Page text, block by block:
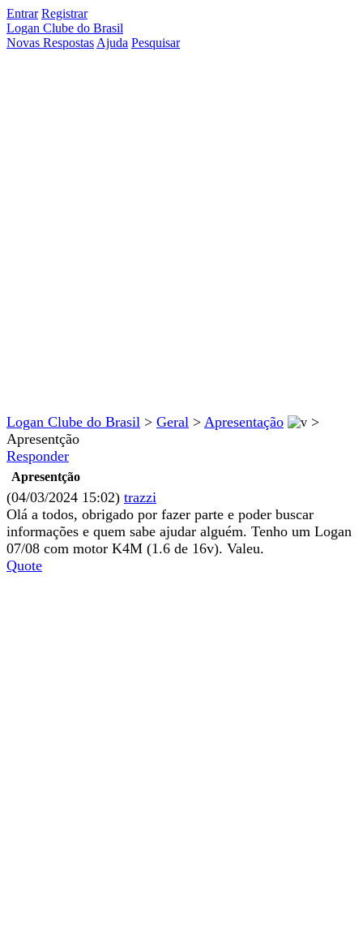
Entrar Registrar
Logan Clube do Brasil
Novas Respostas Ajuda Pesquisar
Logan Clube do Brasil > Geral > Apresentação
>
Apresentção
Responder
Apresentção
(04/03/2024 15:02) trazzi
Olá a todos, obrigado por fazer parte e poder buscar
informações e quem sabe ajudar alguém. Tenho um Logan
07/08 com motor K4M (1.6 de 16v). Valeu.
Quote